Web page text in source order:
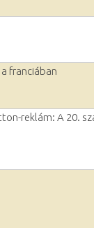
franciában
reklám: A 20.